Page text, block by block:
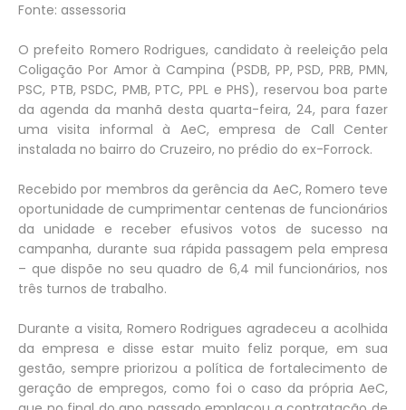
Fonte: assessoria
O prefeito Romero Rodrigues, candidato à reeleição pela
Coligação Por Amor à Campina (PSDB, PP, PSD, PRB, PMN,
PSC, PTB, PSDC, PMB, PTC, PPL e PHS), reservou boa parte
da agenda da manhã desta quarta-feira, 24, para fazer
uma visita informal à AeC, empresa de Call Center
instalada no bairro do Cruzeiro, no prédio do ex-Forrock.
Recebido por membros da gerência da AeC, Romero teve
oportunidade de cumprimentar centenas de funcionários
da unidade e receber efusivos votos de sucesso na
campanha, durante sua rápida passagem pela empresa
– que dispõe no seu quadro de 6,4 mil funcionários, nos
três turnos de trabalho.
Durante a visita, Romero Rodrigues agradeceu a acolhida
da empresa e disse estar muito feliz porque, em sua
gestão, sempre priorizou a política de fortalecimento de
geração de empregos, como foi o caso da própria AeC,